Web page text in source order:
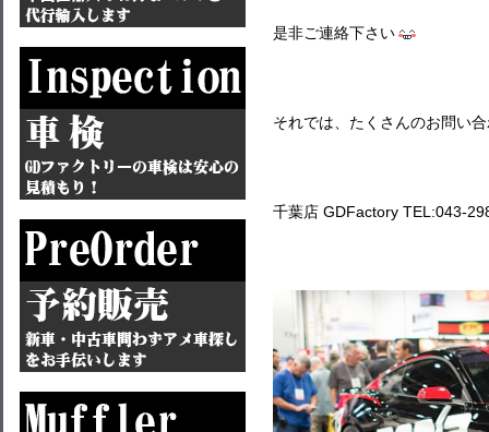
是非ご連絡下さい
それでは、たくさんのお問い
千葉店 GDFactory TEL:043-